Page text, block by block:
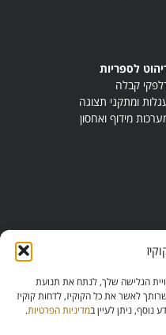
הגלישה שלך, לנתח את תנועת
לאשר את כל הקוקיז, לדחות קוקיז
נוסף, ניתן לעיין במדיניות הפרטיות.
לספריות
קבלה
ומתקני תצוגה
מידוף ואחסון